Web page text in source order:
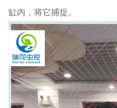
缸内，将它捕捉。